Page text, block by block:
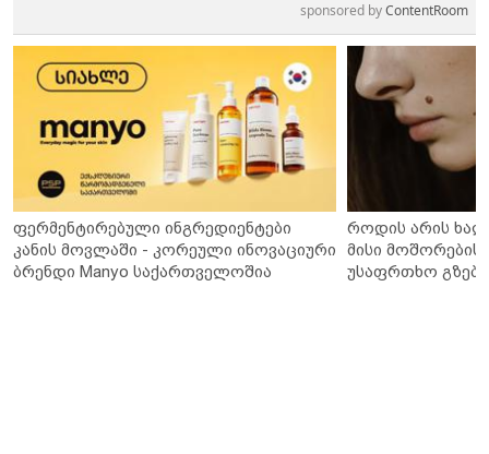
sponsored byContentRoom
ფერმენტირებული ინგრედიენტები
კანის მოვლაში - კორეული ინოვაციური
ბრენდი Manyo საქართველოშია
როდის არის
მისი მოშორების
უსაფრთხო გზები